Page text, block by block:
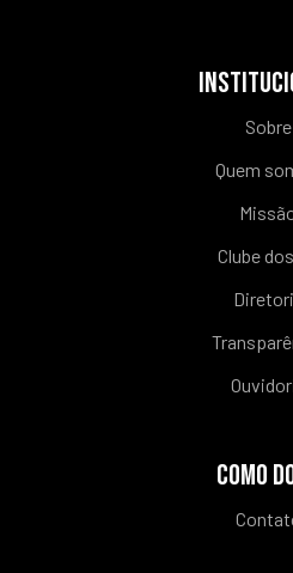
Sobre
Quem
Clube dos
COMO